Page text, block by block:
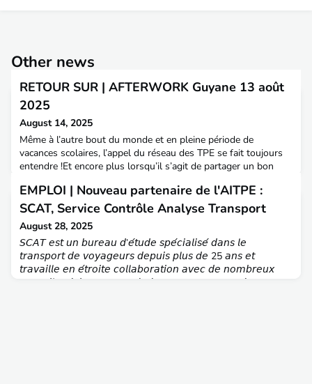
Other news
RETOUR SUR | AFTERWORK Guyane 13 août
2025
August 14, 2025
Même à l’autre bout du monde et en pleine période de
vacances scolaires, l’appel du réseau des TPE se fait toujours
entendre !Et encore plus lorsqu’il s’agit de partager un bon
conviviale.C’est ainsi que, le mercredi 13 août 2025, plus d’une
dizaine de TPE se sont retrouvés à Cayenne, en Guyane.Un
grand merci à Clara TIBI (promo 67) et Sté
EMPLOI | Nouveau partenaire de l'AITPE :
SCAT, Service Contrôle Analyse Transport
August 28, 2025
𝘚𝘊𝘈𝘛 𝘦𝘴𝘵 𝘶𝘯 𝘣𝘶𝘳𝘦𝘢𝘶 𝘥’𝘦́𝘵𝘶𝘥𝘦 𝘴𝘱𝘦́𝘤𝘪𝘢𝘭𝘪𝘴𝘦́ 𝘥𝘢𝘯𝘴 𝘭𝘦
𝘵𝘳𝘢𝘯𝘴𝘱𝘰𝘳𝘵 𝘥𝘦 𝘷𝘰𝘺𝘢𝘨𝘦𝘶𝘳𝘴 𝘥𝘦𝘱𝘶𝘪𝘴 𝘱𝘭𝘶𝘴 𝘥𝘦 25 𝘢𝘯𝘴 𝘦𝘵
𝘵𝘳𝘢𝘷𝘢𝘪𝘭𝘭𝘦 𝘦𝘯 𝘦́𝘵𝘳𝘰𝘪𝘵𝘦 𝘤𝘰𝘭𝘭𝘢𝘣𝘰𝘳𝘢𝘵𝘪𝘰𝘯 𝘢𝘷𝘦𝘤 𝘥𝘦 𝘯𝘰𝘮𝘣𝘳𝘦𝘶𝘹
𝘤𝘰𝘯𝘴𝘦𝘪𝘭𝘴 𝘳𝘦́𝘨𝘪𝘰𝘯𝘢𝘶𝘹 𝘦𝘵 𝘨𝘦́𝘯𝘦́𝘳𝘢𝘶𝘹, 𝘤𝘰𝘮𝘮𝘶𝘯𝘢𝘶𝘵𝘦́𝘴